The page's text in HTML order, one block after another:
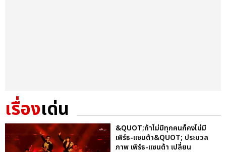
เรื่องเด่น
&QUOT;ถ้าไม่มีทุกคนก็คงไม่มี
เพิร์ธ-แซนต้า&QUOT; ประมวล
ภาพ เพิร์ธ-แซนต้า เปลี่ยน